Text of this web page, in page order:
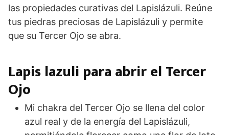
las propiedades curativas del Lapislázuli. Reúne
tus piedras preciosas de Lapislázuli y permite
que su Tercer Ojo se abra.
Lapis lazuli para abrir el Tercer
Ojo
Mi chakra del Tercer Ojo se llena del color
azul real y de la energía del Lapislázuli,